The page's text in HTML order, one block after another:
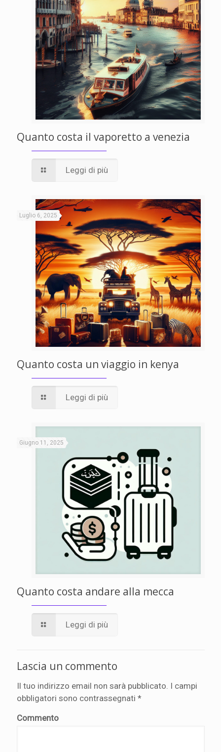
Quanto costa il vaporetto a venezia
Leggi di più
Luglio 6, 2025
Quanto costa un viaggio in kenya
Leggi di più
Giugno 11, 2025
Quanto costa andare alla mecca
Leggi di più
Lascia un commento
Il tuo indirizzo email non sarà pubblicato. I campi
obbligatori sono contrassegnati *
Commento